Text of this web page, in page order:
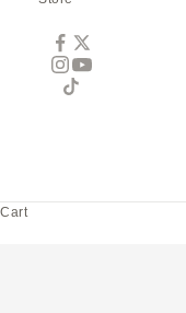
Cart